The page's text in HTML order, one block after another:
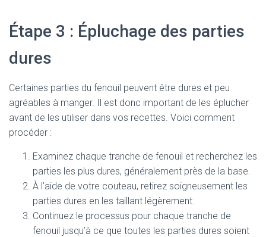
Étape 3 : Épluchage des parties
dures
Certaines parties du fenouil peuvent être dures et peu
agréables à manger. Il est donc important de les éplucher
avant de les utiliser dans vos recettes. Voici comment
procéder :
Examinez chaque tranche de fenouil et recherchez les
parties les plus dures, généralement près de la base.
À l’aide de votre couteau, retirez soigneusement les
parties dures en les taillant légèrement.
Continuez le processus pour chaque tranche de
fenouil jusqu’à ce que toutes les parties dures soient